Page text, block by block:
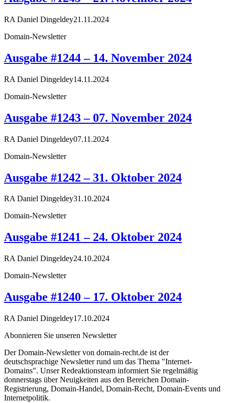
RA Daniel Dingeldey21.11.2024
Domain-Newsletter
Ausgabe #1244 – 14. November 2024
RA Daniel Dingeldey14.11.2024
Domain-Newsletter
Ausgabe #1243 – 07. November 2024
RA Daniel Dingeldey07.11.2024
Domain-Newsletter
Ausgabe #1242 – 31. Oktober 2024
RA Daniel Dingeldey31.10.2024
Domain-Newsletter
Ausgabe #1241 – 24. Oktober 2024
RA Daniel Dingeldey24.10.2024
Domain-Newsletter
Ausgabe #1240 – 17. Oktober 2024
RA Daniel Dingeldey17.10.2024
Abonnieren Sie unseren Newsletter
Der Domain-Newsletter von domain-recht.de ist der
deutschsprachige Newsletter rund um das Thema "Internet-
Domains". Unser Redeaktionsteam informiert Sie regelmäßig
donnerstags über Neuigkeiten aus den Bereichen Domain-
Registrierung, Domain-Handel, Domain-Recht, Domain-Events und
Internetpolitik.